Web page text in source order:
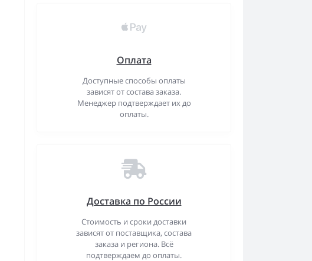
Оплата
Доступные способы оплаты
зависят от состава заказа.
Менеджер подтверждает их до
оплаты.
Доставка по России
Стоимость и сроки доставки
зависят от поставщика, состава
заказа и региона. Всё
подтверждаем до оплаты.